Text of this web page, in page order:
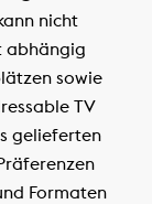
nicht
abhängig
sowie
TV
gelieferten
Formaten